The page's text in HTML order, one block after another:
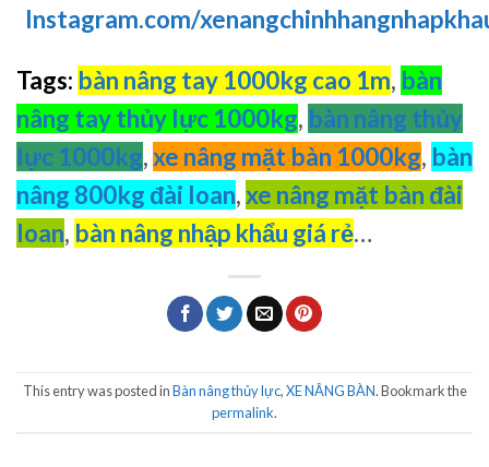
Instagram.com/
Tags: bàn nâng tay 1000kg cao 1m, bàn
nâng tay thủy lực 1000kg, bàn nâng thủy
lực 1000kg,xe nâng mặt bàn 1000kg, bàn
nâng 800kg đài loan,xe nâng mặt bàn đài
loan, bàn nâng nhập khẩu giá rẻ…
This entry was posted inBàn nâng thủy lực,XE NÂNG BÀN. Bookmark the
permalink.